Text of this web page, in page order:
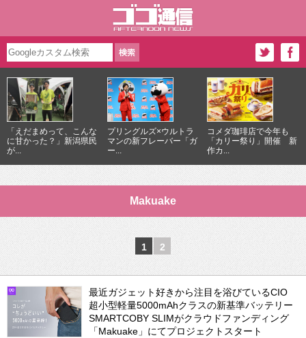
「えだまめって、こんな
に甘かった？」新潟県民
が...
プリングルズ×ウルトラ
マンの新フレーバー「ガ
ー...
コメダ珈琲店で今年も
「カリー祭り」開催 新
作カ...
Makuake
1 2
最近ガジェット好きから注目を浴びているCIO
超小型軽量5000mAhクラスの新基準バッテリー
SMARTCOBY SLIMがクラウドファンディング
「Makuake」にてプロジェクトスタート